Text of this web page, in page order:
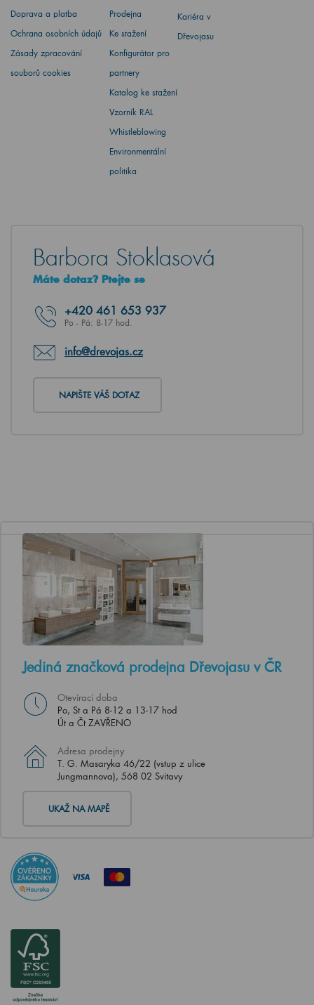
Doprava a platba
Ochrana osobních údajů
Zásady zpracování
souborů cookies
Prodejna
Ke stažení
Konfigurátor pro
partnery
Katalog ke stažení
Vzorník RAL
Whistleblowing
Environmentální
politika
Kariéra v
Dřevojasu
Barbora Stoklasová
Máte dotaz? Ptejte se
+420 461 653 937
Po - Pá: 8-17 hod.
info@drevojas.cz
NAPIŠTE VÁŠ DOTAZ
Jediná značková prodejna Dřevojasu v ČR
Otevírací doba
Po, St a Pá 8-12 a 13-17 hod
Út a Čt ZAVŘENO
Adresa prodejny
T. G. Masaryka 46/22 (vstup z ulice
Jungmannova), 568 02 Svitavy
UKAŽ NA MAPĚ